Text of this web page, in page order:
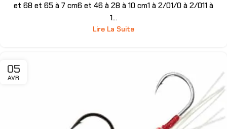
et 68 et 65 à 7 cm6 et 46 à 28 à 10 cm1 à 2/01/0 à 2/011 à
1...
Lire La Suite
05
AVR